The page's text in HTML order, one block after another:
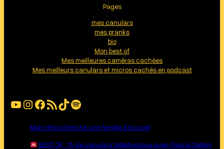
Pages
mes canulars
mes pranks
bio
Mon best of
Mes meilleures caméras cachées
Mes meilleurs canulars et micros cachés en podcast
YouTube Instagram Facebook Flux RSS TikTok Spotify
Mon ténia cherche une famille d’accueil
BEST OF : 1h de canulars téléphonique avec Pascal Sellem